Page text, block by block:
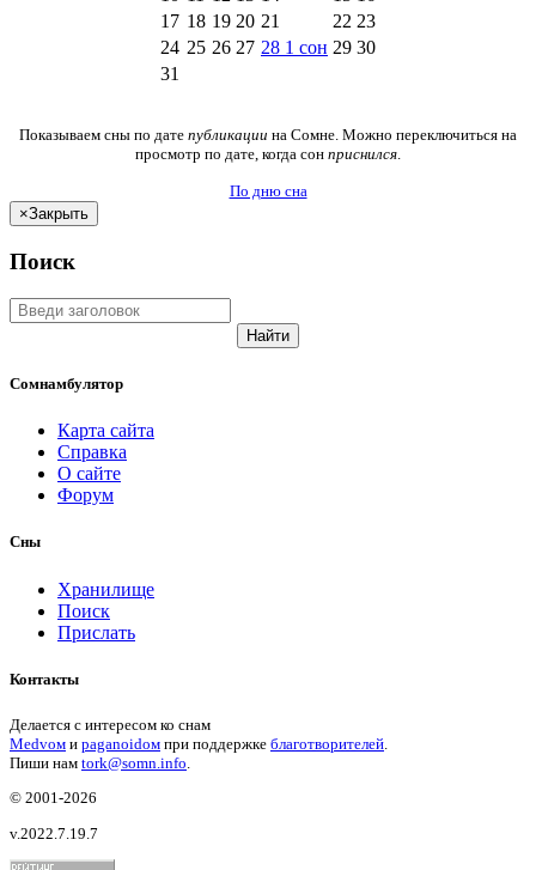
17 18 19 20 21 22 23
24 25 26 27 28 1 сон 29 30
31
Показываем сны по дате публикации на Сомне. Можно переключиться на
просмотр по дате, когда сон приснился.
По дню сна
×Закрыть
Поиск
Найти
Сомнамбулятор
Карта сайта
Справка
О сайте
Форум
Сны
Хранилище
Поиск
Прислать
Контакты
Делается с интересом ко снам
Medvом и paganoidом при поддержке благотворителей
Пиши нам tork@somn.info
© 2001-2026
v.2022.7.19.7